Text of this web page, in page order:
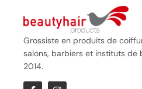
Grossiste en produits de
salons, barbiers et instituts de
2014.